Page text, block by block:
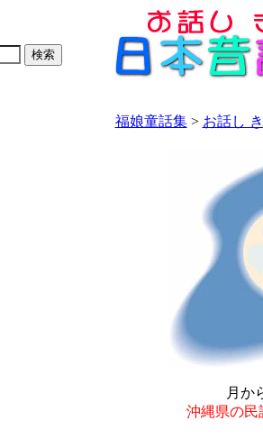
福娘童話集> お話し
月か
沖縄県の民